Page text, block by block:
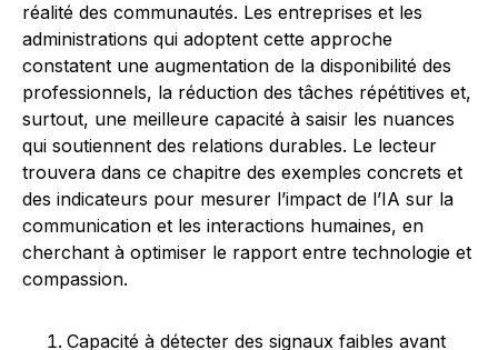
réalité des communautés. Les entreprises et les
administrations qui adoptent cette approche
constatent une augmentation de la disponibilité des
professionnels, la réduction des tâches répétitives et,
surtout, une meilleure capacité à saisir les nuances
qui soutiennent des relations durables. Le lecteur
trouvera dans ce chapitre des exemples concrets et
des indicateurs pour mesurer l’impact de l’IA sur la
communication et les interactions humaines, en
cherchant à optimiser le rapport entre technologie et
compassion.
Capacité à détecter des signaux faibles avant